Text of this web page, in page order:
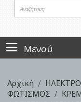
Μενού
Αρχική
ΦΩΤΙΣΜΟΣ